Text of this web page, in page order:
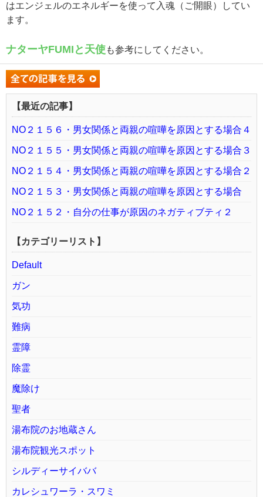
はエンジェルのエネルギーを使って入魂（ご開眼）してい
ます。
ナターヤFUMIと天使も参考にしてください。
【最近の記事】
NO２１５６・男女関係と両親の喧嘩を原因とする場合４
NO２１５５・男女関係と両親の喧嘩を原因とする場合３
NO２１５４・男女関係と両親の喧嘩を原因とする場合２
NO２１５３・男女関係と両親の喧嘩を原因とする場合
NO２１５２・自分の仕事が原因のネガティブティ２
【カテゴリーリスト】
Default
ガン
気功
難病
霊障
除霊
魔除け
聖者
湯布院のお地蔵さん
湯布院観光スポット
シルディーサイババ
カレシュワーラ・スワミ